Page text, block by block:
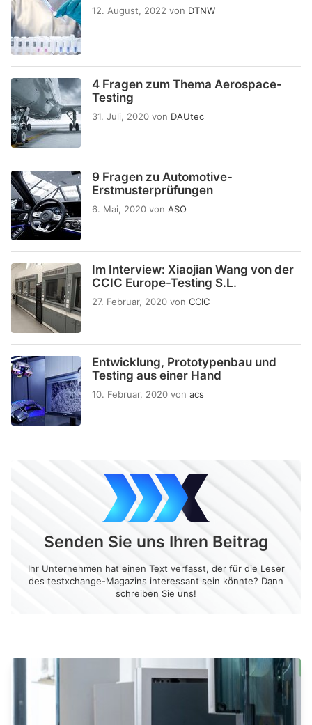
12. August, 2022 von DTNW
4 Fragen zum Thema Aerospace-
Testing
31. Juli, 2020 von DAUtec
9 Fragen zu Automotive-
Erstmusterprüfungen
6. Mai, 2020 von ASO
Im Interview: Xiaojian Wang von der
CCIC Europe-Testing S.L.
27. Februar, 2020 von CCIC
Entwicklung, Prototypenbau und
Testing aus einer Hand
10. Februar, 2020 von acs
Senden Sie uns Ihren Beitrag
Ihr Unternehmen hat einen Text verfasst, der für die Leser
des testxchange-Magazins interessant sein könnte? Dann
schreiben Sie uns!